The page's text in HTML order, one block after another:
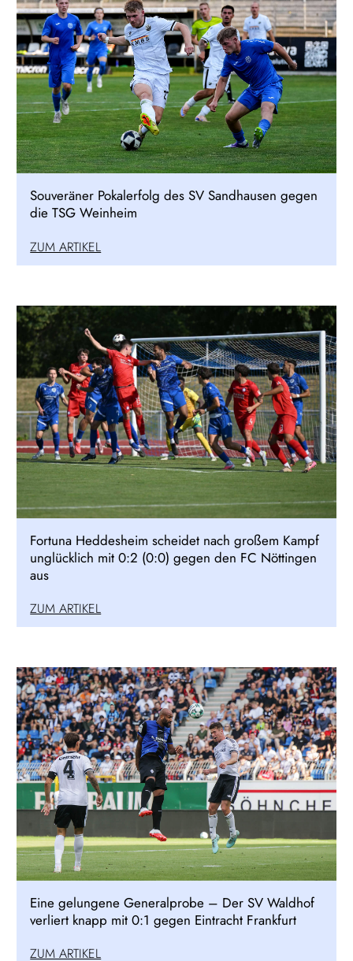
Souveräner Pokalerfolg des SV Sandhausen gegen
die TSG Weinheim
ZUM ARTIKEL
Fortuna Heddesheim scheidet nach großem Kampf
unglücklich mit 0:2 (0:0) gegen den FC Nöttingen
aus
ZUM ARTIKEL
Eine gelungene Generalprobe – Der SV Waldhof
verliert knapp mit 0:1 gegen Eintracht Frankfurt
ZUM ARTIKEL